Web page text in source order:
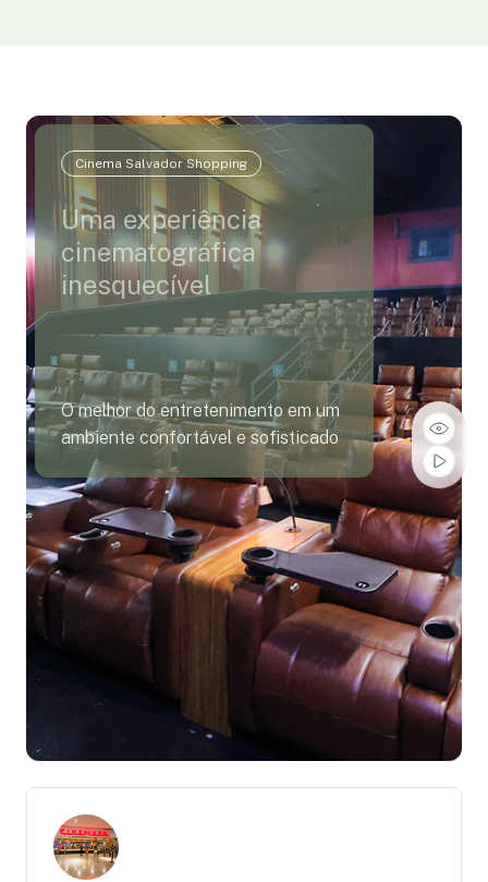
Cinema Salvador Shopping
Uma experiência
cinematográfica
inesquecível
O melhor do entretenimento em um
ambiente confortável e sofisticado